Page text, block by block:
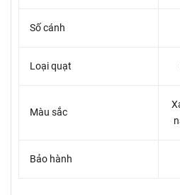
Số cánh
Loại quạt
Màu sắc
Bảo hành